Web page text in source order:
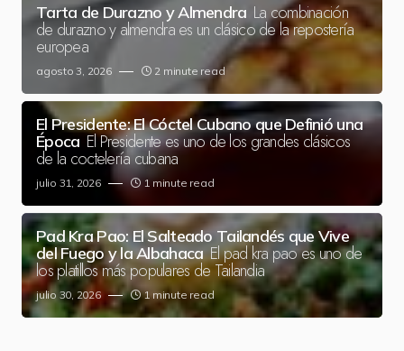
Tarta de Durazno y Almendra La combinación
de durazno y almendra es un clásico de la repostería
europea
agosto 3, 2026 2 minute read
El Presidente: El Cóctel Cubano que Definió una
Época El Presidente es uno de los grandes clásicos
de la coctelería cubana
julio 31, 2026 1 minute read
Pad Kra Pao: El Salteado Tailandés que Vive
del Fuego y la Albahaca El pad kra pao es uno de
los platillos más populares de Tailandia
julio 30, 2026 1 minute read